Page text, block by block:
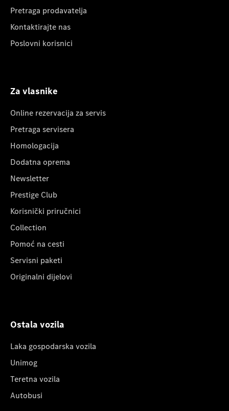
Pretraga prodavatelja
Kontaktirajte nas
Poslovni korisnici
Za vlasnike
Online rezervacija za servis
Pretraga servisera
Homologacija
Dodatna oprema
Newsletter
Prestige Club
Korisnički priručnici
Collection
Pomoć na cesti
Servisni paketi
Originalni dijelovi
Ostala vozila
Laka gospodarska vozila
Unimog
Teretna vozila
Autobusi